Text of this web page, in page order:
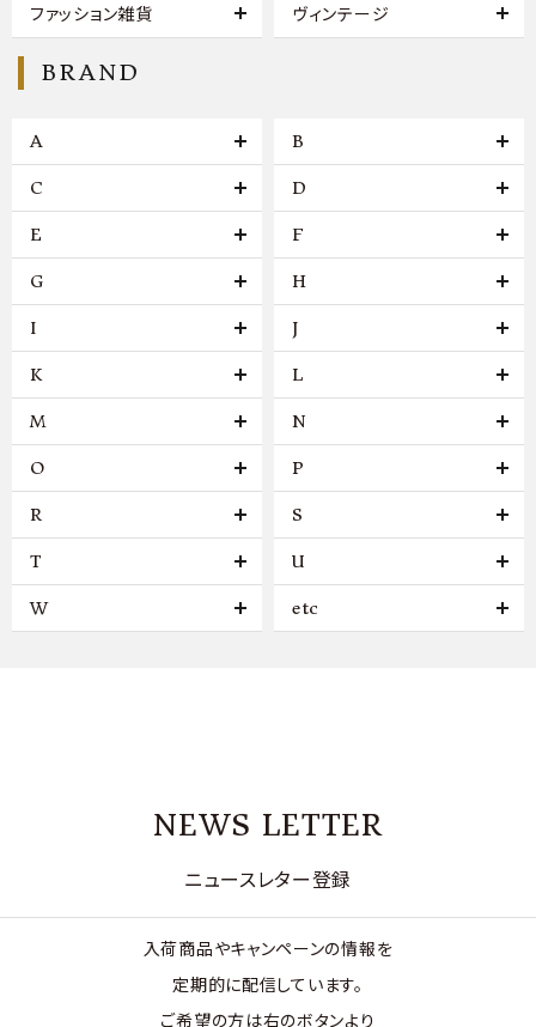
ファッション雑貨 ヴィンテージ
BRAND
A B
C D
E F
G H
I J
K L
M N
O P
R S
T U
W etc
NEWS LETTER
ニュースレター登録
入荷商品やキャンペーンの情報を
定期的に配信しています。
ご希望の方は右のボタンより